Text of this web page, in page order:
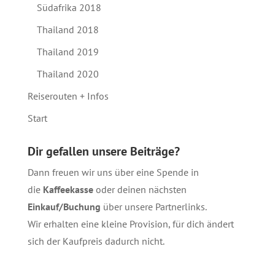
Südafrika 2018
Thailand 2018
Thailand 2019
Thailand 2020
Reiserouten + Infos
Start
Dir gefallen unsere Beiträge?
Dann freuen wir uns über eine Spende in
die Kaffeekasseoder deinen nächsten
Einkauf/Buchung über unsere Partnerlinks.
Wir erhalten eine kleine Provision, für dich ändert
sich der Kaufpreis dadurch nicht.